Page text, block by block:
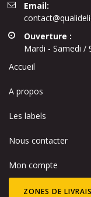
Email:
Ouverture :
Mardi - Samedi /
Accueil
A propos
Les labels
Nous contacter
Mon compte
ZONES DE